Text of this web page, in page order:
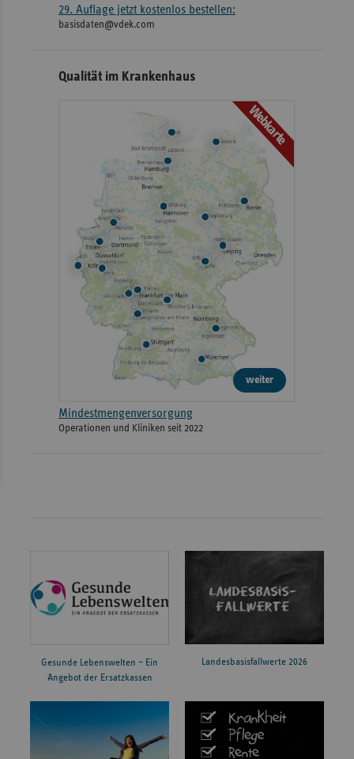
29. Auflage jetzt kostenlos bestellen:
basisdaten@vdek.com
Qualität im Krankenhaus
Webkarte
weiter
Mindestmengenversorgung
Operationen und Kliniken seit 2022
Gesunde Lebenswelten – Ein
Angebot der Ersatzkassen
Landesbasisfallwerte 2026